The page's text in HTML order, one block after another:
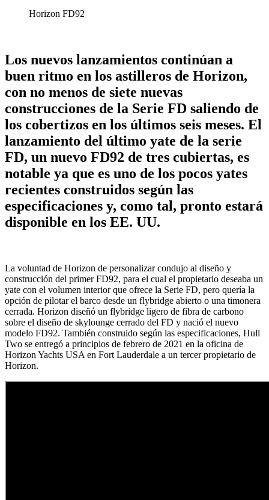
Horizon FD92
Los nuevos lanzamientos continúan a
buen ritmo en los astilleros de Horizon,
con no menos de siete nuevas
construcciones de la Serie FD saliendo de
los cobertizos en los últimos seis meses. El
lanzamiento del último yate de la serie
FD, un nuevo FD92 de tres cubiertas, es
notable ya que es uno de los pocos yates
recientes construidos según las
especificaciones y, como tal, pronto estará
disponible en los EE. UU.
La voluntad de Horizon de personalizar condujo al diseño y
construcción del primer FD92, para el cual el propietario deseaba un
yate con el volumen interior que ofrece la Serie FD, pero quería la
opción de pilotar el barco desde un flybridge abierto o una timonera
cerrada. Horizon diseñó un flybridge ligero de fibra de carbono
sobre el diseño de skylounge cerrado del FD y nació el nuevo
modelo FD92. También construido según las especificaciones, Hull
Two se entregó a principios de febrero de 2021 en la oficina de
Horizon Yachts USA en Fort Lauderdale a un tercer propietario de
Horizon.